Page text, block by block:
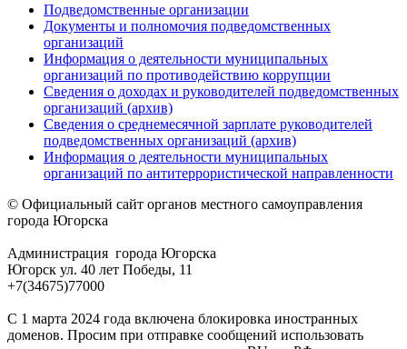
Подведомственные организации
Документы и полномочия подведомственных
организаций
Информация о деятельности муниципальных
организаций по противодействию коррупции
Сведения о доходах и руководителей подведомственных
организаций (архив)
Сведения о среднемесячной зарплате руководителей
подведомственных организаций (архив)
Информация о деятельности муниципальных
организаций по антитеррористической направленности
© Официальный сайт органов местного самоуправления
города Югорска
Администрация города Югорска
Югорск ул. 40 лет Победы, 11
+7(34675)77000
С 1 марта 2024 года включена блокировка иностранных
доменов. Просим при отправке сообщений использовать